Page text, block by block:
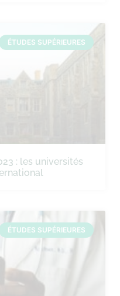
ÉTUDES SUPÉRIEURES
: les universités
ÉTUDES SUPÉRIEURES